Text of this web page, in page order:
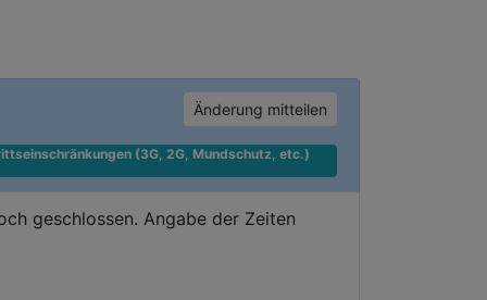
Änderung mitteilen
(3G, 2G, Mundschutz, etc.)
geschlossen. Angabe der Zeiten